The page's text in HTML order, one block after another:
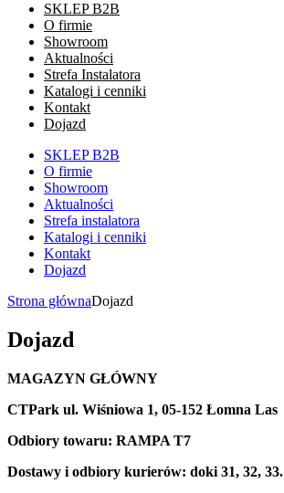
SKLEP B2B
O firmie
Showroom
Aktualności
Strefa Instalatora
Katalogi i cenniki
Kontakt
Dojazd
SKLEP B2B
O firmie
Showroom
Aktualności
Strefa instalatora
Katalogi i cenniki
Kontakt
Dojazd
Strona głównaDojazd
Dojazd
MAGAZYN GŁÓWNY
CTPark ul. Wiśniowa 1, 05-152 Łomna Las
Odbiory towaru: RAMPA T7
Dostawy i odbiory kurierów: doki 31, 32, 33.